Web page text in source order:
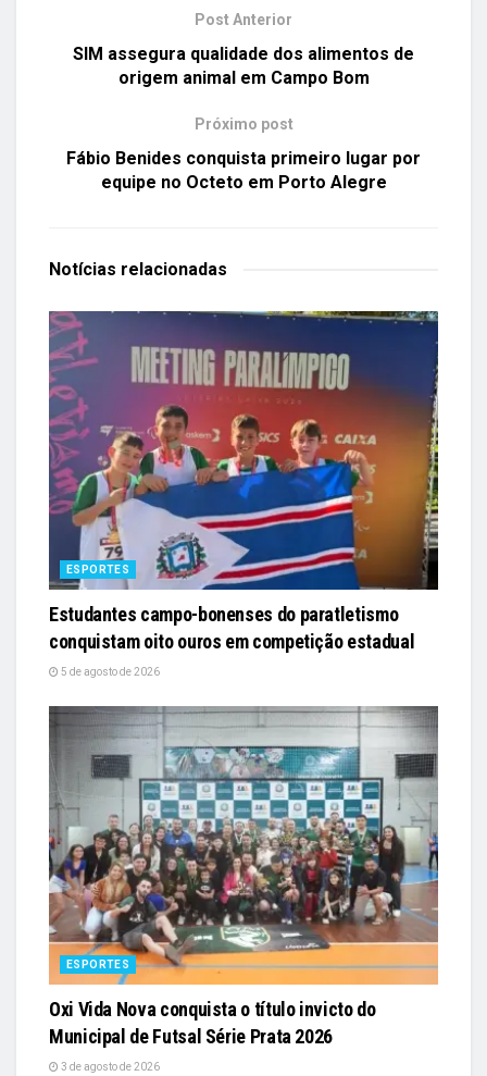
Post Anterior
SIM assegura qualidade dos alimentos de
origem animal em Campo Bom
Próximo post
Fábio Benides conquista primeiro lugar por
equipe no Octeto em Porto Alegre
Notícias relacionadas
ESPORTES
Estudantes campo-bonenses do paratletismo
conquistam oito ouros em competição estadual
5 de agosto de 2026
ESPORTES
Oxi Vida Nova conquista o título invicto do
Municipal de Futsal Série Prata 2026
3 de agosto de 2026